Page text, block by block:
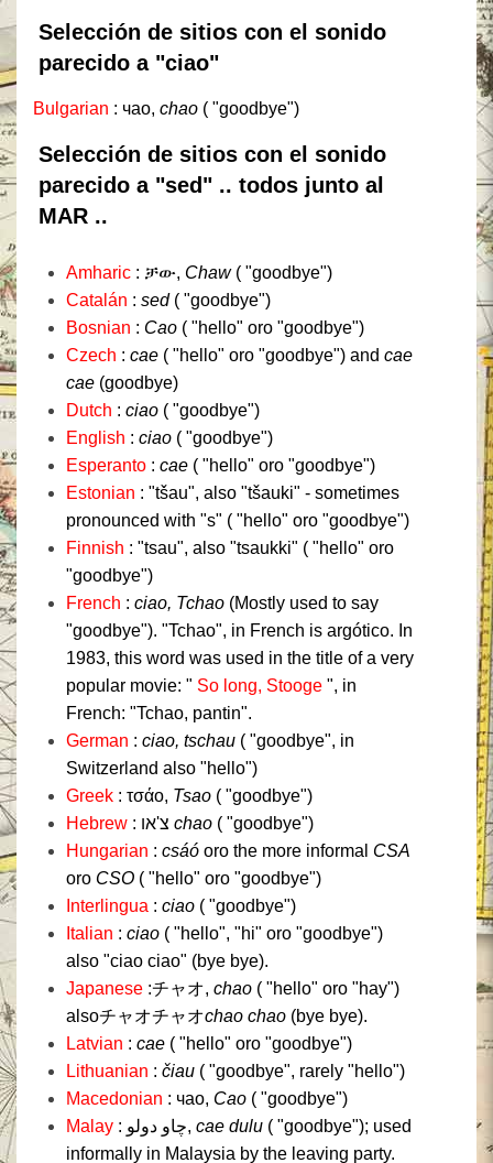
Selección de sitios con el sonido
parecido a "ciao"
Bulgarian : чао, chao ( "goodbye")
Selección de sitios con el sonido
parecido a "sed" .. todos junto al
MAR ..
Amharic : ቻው, Chaw( "goodbye")
Catalán : sed( "goodbye")
Bosnian : Cao ( "hello" oro "goodbye")
Czech : cae ( "hello" oro "goodbye") and cae
cae (goodbye)
Dutch : ciao ( "goodbye")
English : ciao ( "goodbye")
Esperanto : cae ( "hello" oro "goodbye")
Estonian : "tšau", also "tšauki" - sometimes
pronounced with "s" ( "hello" oro "goodbye")
Finnish : "tsau", also "tsaukki" ( "hello" oro
"goodbye")
French : ciao, Tchao (Mostly used to say
"goodbye"). "Tchao", in French is argótico. In
1983, this word was used in the title of a very
popular movie: " So long, Stooge ", in
French: "Tchao, pantin".
German : ciao, tschau ( "goodbye", in
Switzerland also "hello")
Greek : τσάο, Tsao ( "goodbye")
Hebrew
chao ( "goodbye")
Hungarian : csáó oro the more informal CSA
oro CSO ( "hello" oro "goodbye")
Interlingua : ciao ( "goodbye")
Italian : ciao ( "hello", "hi" oro "goodbye")
also "ciao ciao" (bye bye).
Japanese :チャオ, chao ( "hello" oro "hay")
alsoチャオチャオchao chao (bye bye).
Latvian : cae ( "hello" oro "goodbye")
Lithuanian : čiau ( "goodbye", rarely "hello")
Macedonian : чао, Cao ( "goodbye")
Malay
: چاو دولو, cae dulu ( "goodbye"); used
informally in Malaysia by the leaving party.